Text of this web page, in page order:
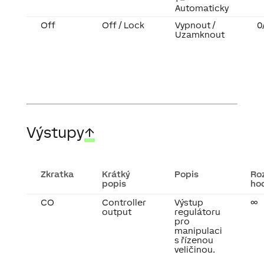
Automaticky
Off Off / Lock
Vypnout /
Uzamknout
Výstupy↑
Zkratka
Krátký
popis
Popis
CO
Controller
output
Výstup
regulátoru
pro
manipulaci
s řízenou
veličinou.
∞